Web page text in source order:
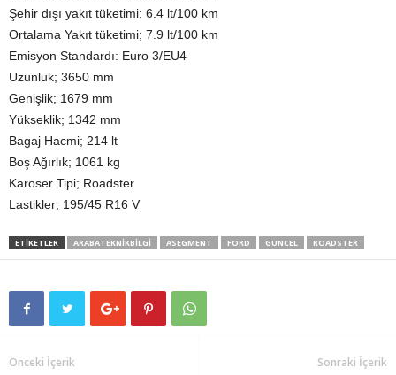
Şehir dışı yakıt tüketimi; 6.4 lt/100 km
Ortalama Yakıt tüketimi; 7.9 lt/100 km
Emisyon Standardı: Euro 3/EU4
Uzunluk; 3650 mm
Genişlik; 1679 mm
Yükseklik; 1342 mm
Bagaj Hacmi; 214 lt
Boş Ağırlık; 1061 kg
Karoser Tipi; Roadster
Lastikler; 195/45 R16 V
ETIKETLER ARABATEKNIKBILGI ASEGMENT FORD GUNCEL ROADSTER
Önceki İçerik Sonraki İçerik